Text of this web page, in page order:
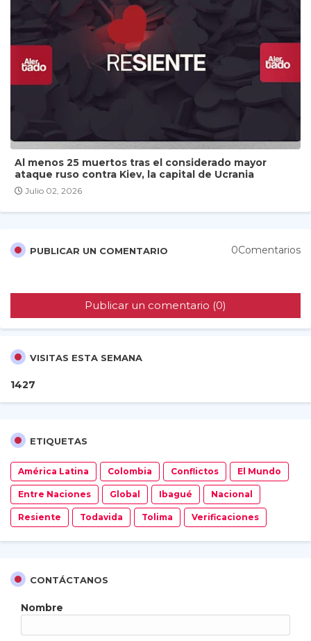
Al menos 25 muertos tras el considerado mayor
ataque ruso contra Kiev, la capital de Ucrania
Julio 02, 2026
PUBLICAR UN COMENTARIO 0Comentarios
Publicar un comentario (0)
VISITAS ESTA SEMANA
1427
ETIQUETAS
América Latina Colombia Conflictos El Mundo
Entre Naciones Global Ibagué Nacional
Resiente Todavida Tolima Verificaciones
CONTÁCTANOS
Nombre